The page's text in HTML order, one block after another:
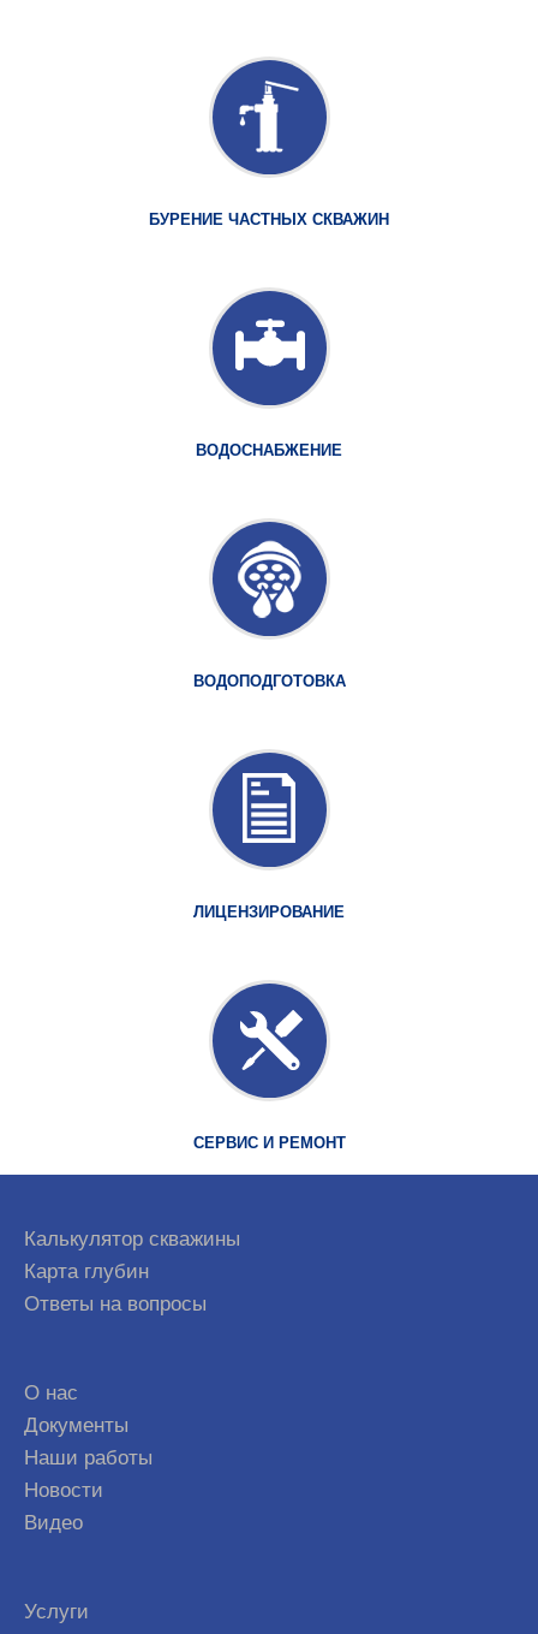
БУРЕНИЕ ЧАСТНЫХ СКВАЖИН
ВОДОСНАБЖЕНИЕ
ВОДОПОДГОТОВКА
ЛИЦЕНЗИРОВАНИЕ
СЕРВИС И РЕМОНТ
Калькулятор скважины
Карта глубин
Ответы на вопросы
О нас
Документы
Наши работы
Новости
Видео
Услуги